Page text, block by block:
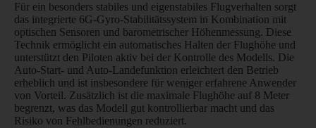
Für ein besonders stabiles und eigenstabiles Flugverhalten sorgt
das integrierte 6G-Gyro-Stabilitätssystem in Kombination mit
optischen Sensoren und barometrischer Höhenmessung. Diese
Technik ermöglicht ein automatisches Halten der Flughöhe und
unterstützt den Piloten aktiv bei der Kontrolle des Modells. Die
Auto-Start- und Auto-Landefunktion erleichtert den Betrieb
erheblich und ist insbesondere für weniger erfahrene Anwender
von Vorteil. Zusätzlich ist die maximale Flughöhe auf 8 Meter
begrenzt, was das Modell gut kontrollierbar macht und das
Risiko von Fehlbedienungen reduziert.